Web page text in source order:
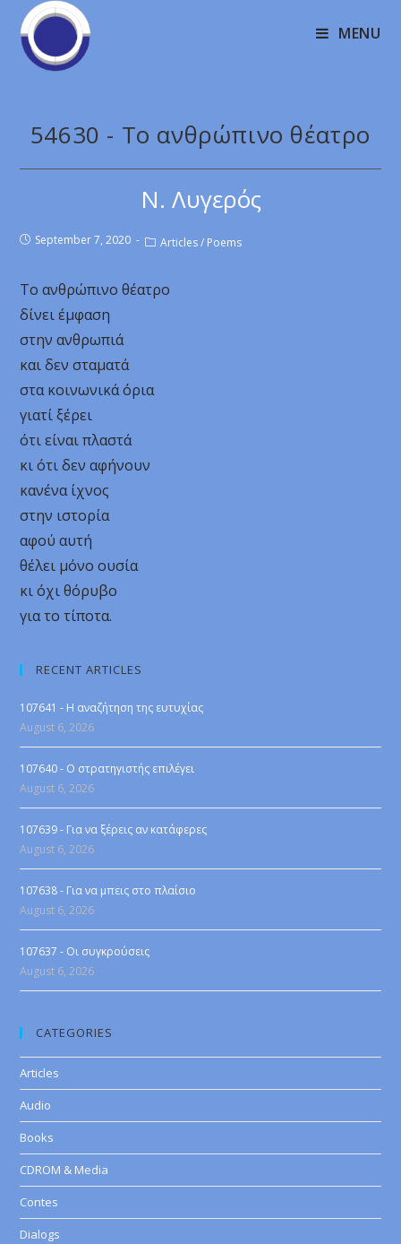
MENU
54630 - Το ανθρώπινο θέατρο
Ν. Λυγερός
September 7, 2020 Articles / Poems
Το ανθρώπινο θέατρο
δίνει έμφαση
στην ανθρωπιά
και δεν σταματά
στα κοινωνικά όρια
γιατί ξέρει
ότι είναι πλαστά
κι ότι δεν αφήνουν
κανένα ίχνος
στην ιστορία
αφού αυτή
θέλει μόνο ουσία
κι όχι θόρυβο
για το τίποτα.
RECENT ARTICLES
107641 - Η αναζήτηση της ευτυχίας
August 6, 2026
107640 - Ο στρατηγιστής επιλέγει
August 6, 2026
107639 - Για να ξέρεις αν κατάφερες
August 6, 2026
107638 - Για να μπεις στο πλαίσιο
August 6, 2026
107637 - Οι συγκρούσεις
August 6, 2026
CATEGORIES
Articles
Audio
Books
CDROM & Media
Contes
Dialogs